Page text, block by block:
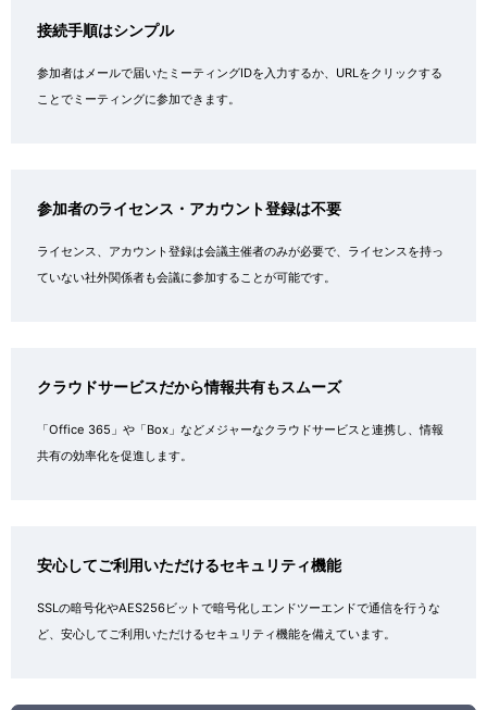
接続手順はシンプル
参加者はメールで届いたミーティングIDを入力するか、URLをクリックする
ことでミーティングに参加できます。
参加者のライセンス・アカウント登録は不要
ライセンス、アカウント登録は会議主催者のみが必要で、ライセンスを持っ
ていない社外関係者も会議に参加することが可能です。
クラウドサービスだから情報共有もスムーズ
「Office 365」や「Box」などメジャーなクラウドサービスと連携し、情報
共有の効率化を促進します。
安心してご利用いただけるセキュリティ機能
SSLの暗号化やAES256ビットで暗号化しエンドツーエンドで通信を行うな
ど、安心してご利用いただけるセキュリティ機能を備えています。